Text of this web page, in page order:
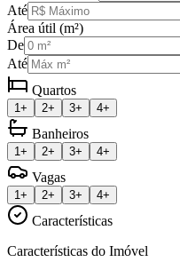
Até
Área útil (m²)
De
Até
Quartos
1+ 2+ 3+ 4+
Banheiros
1+ 2+ 3+ 4+
Vagas
1+ 2+ 3+ 4+
Características
Características do Imóvel